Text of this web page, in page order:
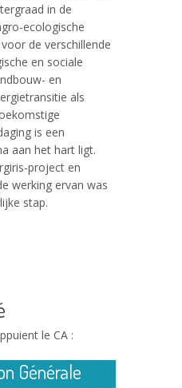
in de
ecologische
de verschillende
en sociale
en
als
is een
aan het hart ligt.
project en
werking ervan was
stap.
le CA :
Générale